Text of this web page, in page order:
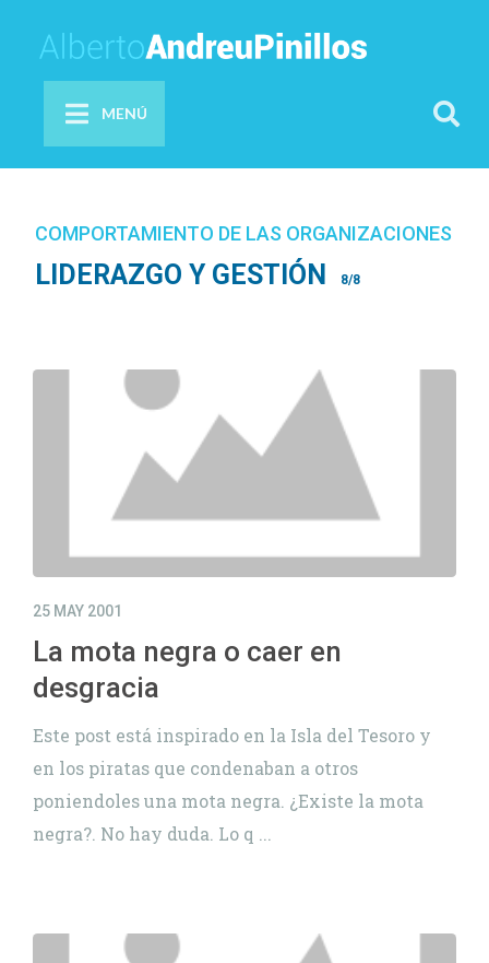
MENÚ
COMPORTAMIENTO DE LAS ORGANIZACIONES
LIDERAZGO Y GESTIÓN 8/8
25 MAY 2001
La mota negra o caer en
desgracia
Este post está inspirado en la Isla del Tesoro y
en los piratas que condenaban a otros
poniendoles una mota negra. ¿Existe la mota
negra?. No hay duda. Lo q ...